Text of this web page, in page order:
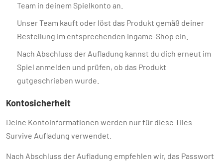
Team in deinem Spielkonto an.
Unser Team kauft oder löst das Produkt gemäß deiner
Bestellung im entsprechenden Ingame-Shop ein.
Nach Abschluss der Aufladung kannst du dich erneut im
Spiel anmelden und prüfen, ob das Produkt
gutgeschrieben wurde.
Kontosicherheit
Deine Kontoinformationen werden nur für diese Tiles
Survive Aufladung verwendet.
Nach Abschluss der Aufladung empfehlen wir, das Passwort